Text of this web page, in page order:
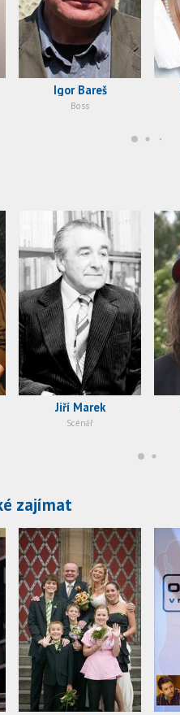
Igor Bareš
Boss
Jiří Marek
Scénář
zajímat